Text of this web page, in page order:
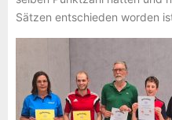
Sätzen entschieden worden